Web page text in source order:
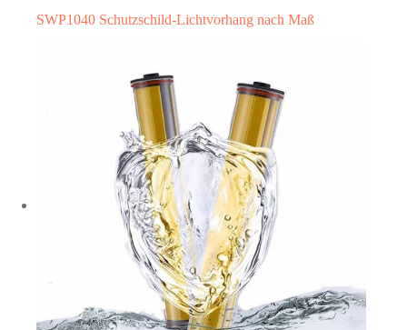
SWP1040 Schutzschild-Lichtvorhang nach Maß